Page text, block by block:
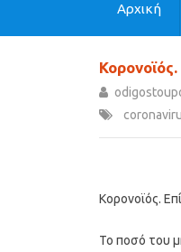
Αρχική
Κορονοϊός.
Το ποσό του